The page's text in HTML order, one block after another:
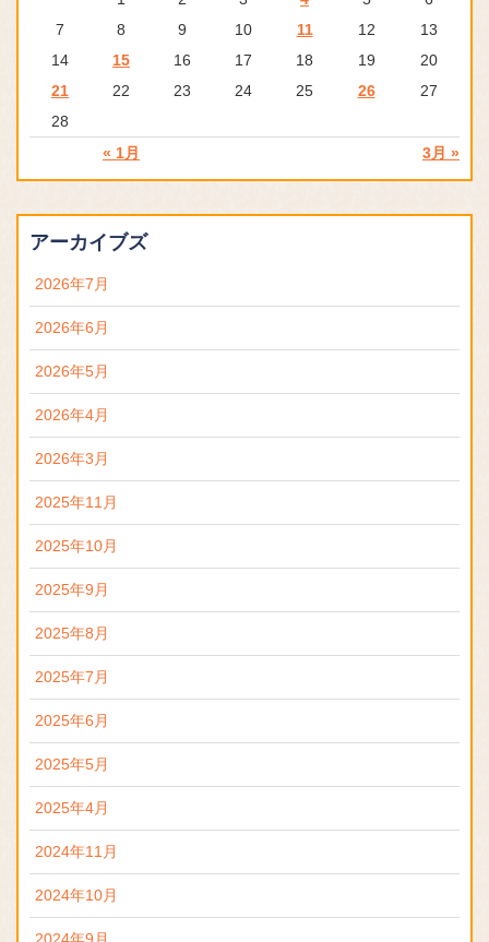
« 1月 3月 »
7
8 9 10 11 12
13
14
15 16 17 18 19
20
21
22 23 24 25 26
27
28
アーカイブズ
2026年7月
2026年6月
2026年5月
2026年4月
2026年3月
2025年11月
2025年10月
2025年9月
2025年8月
2025年7月
2025年6月
2025年5月
2025年4月
2024年11月
2024年10月